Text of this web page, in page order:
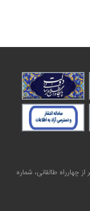
طالقانی، شماره